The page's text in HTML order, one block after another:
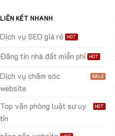
LIÊN KẾT NHANH
Dịch vụ SEO giá rẻ
Đăng tin nhà đất miễn phí
Dịch vụ chăm sóc
website
Top văn phòng luật sư uy
tín